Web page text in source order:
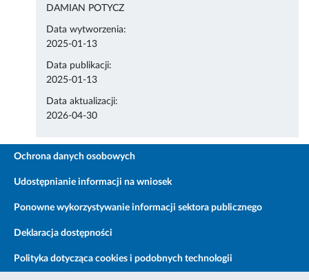
DAMIAN POTYCZ
Data wytworzenia:
2025-01-13
Data publikacji:
2025-01-13
Data aktualizacji:
2026-04-30
Ochrona danych osobowych
Udostępnianie informacji na wniosek
Ponowne wykorzystywanie informacji sektora publicznego
Deklaracja dostępności
Polityka dotycząca cookies i podobnych technologii